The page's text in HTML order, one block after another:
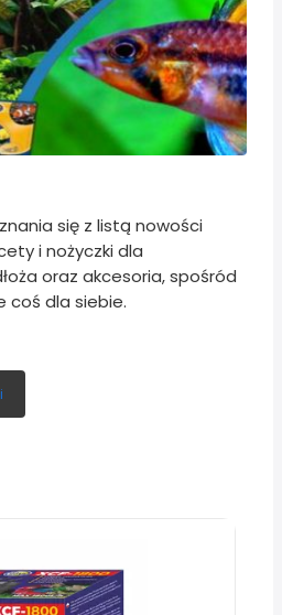
się z listą nowości
i nożyczki dla
oraz akcesoria, spośród
coś dla siebie.